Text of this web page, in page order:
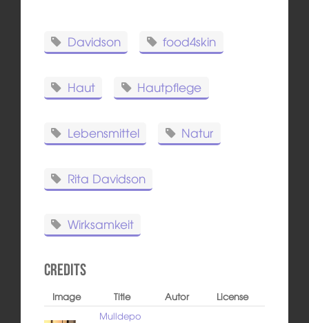
Davidson food4skin
Haut Hautpflege
Lebensmittel Natur
Rita Davidson
Wirksamkeit
Credits
Image Title Autor
License
Mulldepo